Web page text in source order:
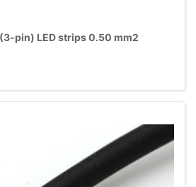
pin) LED strips 0.50 mm2